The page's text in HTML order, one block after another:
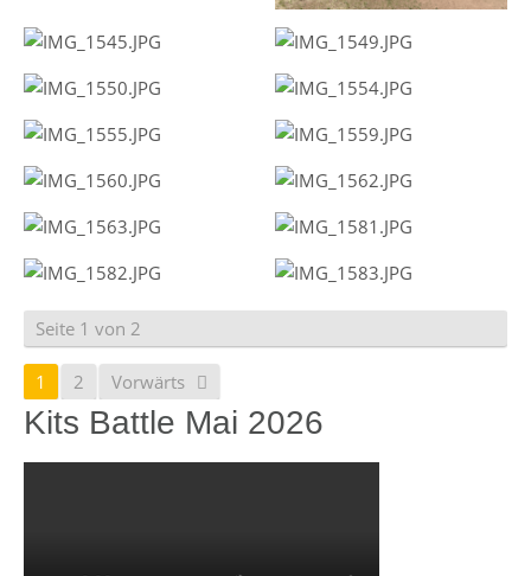
Seite 1 von 2
1 2 Vorwärts
Kits Battle Mai 2026